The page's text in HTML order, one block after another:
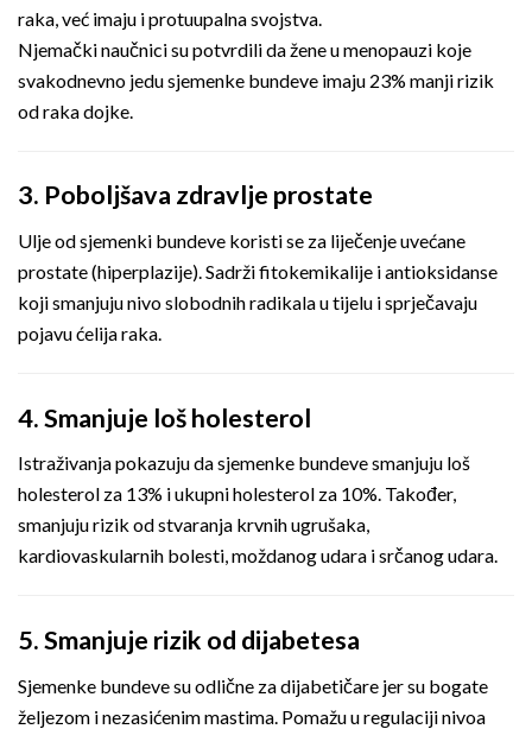
raka, već imaju i protuupalna svojstva.
Njemački naučnici su potvrdili da žene u menopauzi koje
svakodnevno jedu sjemenke bundeve imaju 23% manji rizik
od raka dojke.
3. Poboljšava zdravlje prostate
Ulje od sjemenki bundeve koristi se za liječenje uvećane
prostate (hiperplazije). Sadrži fitokemikalije i antioksidanse
koji smanjuju nivo slobodnih radikala u tijelu i sprječavaju
pojavu ćelija raka.
4. Smanjuje loš holesterol
Istraživanja pokazuju da sjemenke bundeve smanjuju loš
holesterol za 13% i ukupni holesterol za 10%. Također,
smanjuju rizik od stvaranja krvnih ugrušaka,
kardiovaskularnih bolesti, moždanog udara i srčanog udara.
5. Smanjuje rizik od dijabetesa
Sjemenke bundeve su odlične za dijabetičare jer su bogate
željezom i nezasićenim mastima. Pomažu u regulaciji nivoa